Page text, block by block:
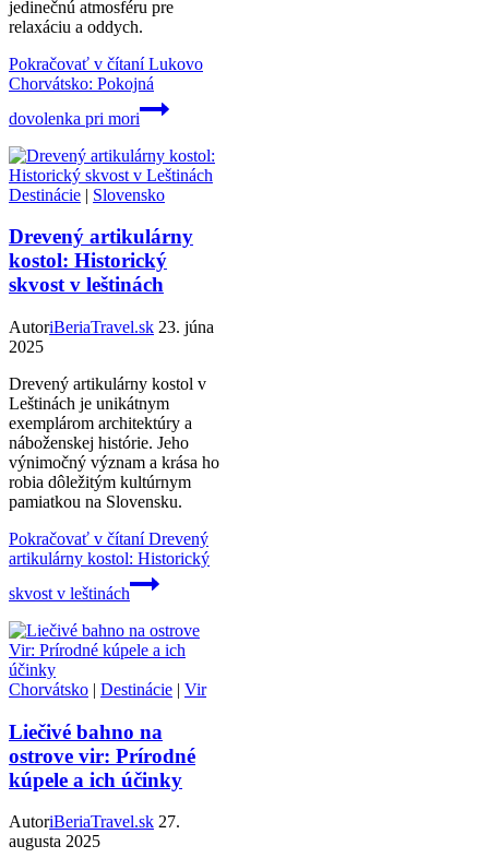
jedinečnú atmosféru pre
relaxáciu a oddych.
Pokračovať v čítaníLukovo
Chorvátsko: Pokojná
dovolenka pri mori
Destinácie | Slovensko
Drevený artikulárny
kostol: Historický
skvost v leštinách
AutoriBeriaTravel.sk 23. júna
2025
Drevený artikulárny kostol v
Leštinách je unikátnym
exemplárom architektúry a
náboženskej histórie. Jeho
výnimočný význam a krása ho
robia dôležitým kultúrnym
pamiatkou na Slovensku.
Pokračovať v čítaníDrevený
artikulárny kostol: Historický
skvost v leštinách
Chorvátsko | Destinácie | Vir
Liečivé bahno na
ostrove vir: Prírodné
kúpele a ich účinky
AutoriBeriaTravel.sk 27.
augusta 2025